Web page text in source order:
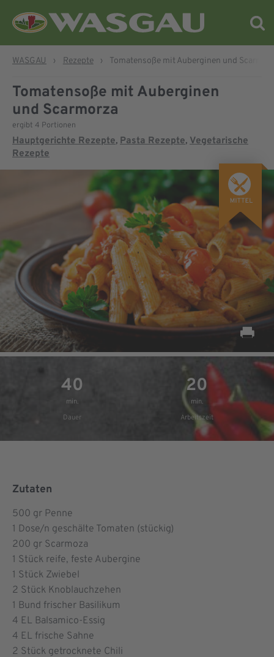
WASGAU › Rezepte › Tomatensoße mit Auberginen und
Tomatensoße mit Auberginen
und Scarmorza
ergibt 4 Portionen
Hauptgerichte Rezepte, Pasta Rezepte, Vegetarische
Rezepte
40
min.
Dauer
20
min.
Arbeitszeit
Zutaten
500 gr Penne
1 Dose/n geschälte Tomaten (stückig)
200 gr Scarmoza
1 Stück reife, feste Aubergine
1 Stück Zwiebel
2 Stück Knoblauchzehen
1 Bund frischer Basilikum
4 EL Balsamico-Essig
4 EL frische Sahne
2 Stück getrocknete Chili